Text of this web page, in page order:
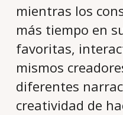
mientras los
más tiempo en
favoritas,
mismos
diferentes
creatividad de